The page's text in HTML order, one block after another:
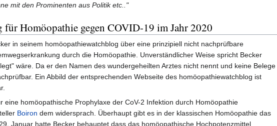
mit den Prominenten aus Politik etc.."
Homöopathie gegen COVID-19 im Jahr 2020
in seinem homöopathiewatchblog über eine prinzipiell nicht nachprüfbare
durch die Homöopathie. Unverständlicher Weise spricht Becker
wäre. Da er den Namen des wundergeheilten Arztes nicht nennt und keine Belege
Ein Abbild der entsprechenden Webseite des homöopathiewatchblog ist
eine homöopathische Prophylaxe der CoV-2 Infektion durch Homöopathie
Boiron dem widersprach. Überhaupt gibt es in der klassischen Homöopathie das
Januar hatte Becker behauptet dass das homöopathische Hochpotenzmittel